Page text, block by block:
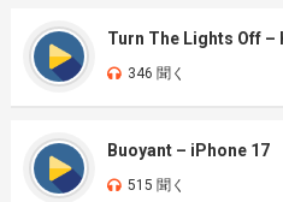
Turn The Lights Off –
346 聞く
Buoyant – iPhone 17
515 聞く